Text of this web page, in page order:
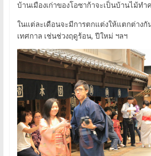
บ้านเมืองเก่าของโอซาก้าจะเป็นบ้านไม้ท
ในแต่ละเดือนจะมีการตกแต่งให้แตกต่างกั
เทศกาล เช่นช่วงฤดูร้อน, ปีใหม่ ฯลฯ